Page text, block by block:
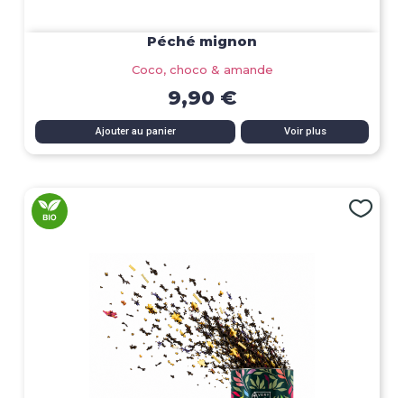
Péché mignon
Coco, choco & amande
9,90 €
Ajouter au panier Voir plus